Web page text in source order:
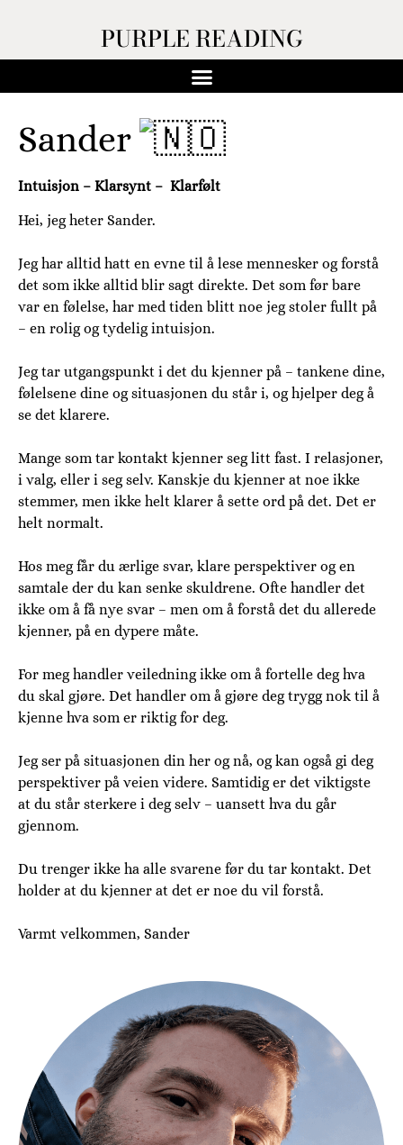
PURPLE READING
Sander
Intuisjon – Klarsynt – Klarfølt
Hei, jeg heter Sander.
Jeg har alltid hatt en evne til å lese mennesker og forstå
det som ikke alltid blir sagt direkte. Det som før bare
var en følelse, har med tiden blitt noe jeg stoler fullt på
– en rolig og tydelig intuisjon.
Jeg tar utgangspunkt i det du kjenner på – tankene dine,
følelsene dine og situasjonen du står i, og hjelper deg å
se det klarere.
Mange som tar kontakt kjenner seg litt fast. I relasjoner,
i valg, eller i seg selv. Kanskje du kjenner at noe ikke
stemmer, men ikke helt klarer å sette ord på det. Det er
helt normalt.
Hos meg får du ærlige svar, klare perspektiver og en
samtale der du kan senke skuldrene. Ofte handler det
ikke om å få nye svar – men om å forstå det du allerede
kjenner, på en dypere måte.
For meg handler veiledning ikke om å fortelle deg hva
du skal gjøre. Det handler om å gjøre deg trygg nok til å
kjenne hva som er riktig for deg.
Jeg ser på situasjonen din her og nå, og kan også gi deg
perspektiver på veien videre. Samtidig er det viktigste
at du står sterkere i deg selv – uansett hva du går
gjennom.
Du trenger ikke ha alle svarene før du tar kontakt. Det
holder at du kjenner at det er noe du vil forstå.
Varmt velkommen, Sander